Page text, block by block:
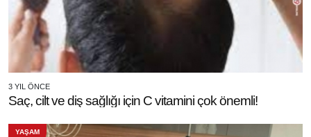
3 YIL ÖNCE
Saç, cilt ve diş sağlığı için C vitamini çok önemli!
YAŞAM